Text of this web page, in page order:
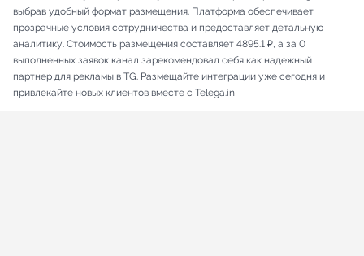
выбрав удобный формат размещения. Платформа обеспечивает
прозрачные условия сотрудничества и предоставляет детальную
аналитику. Стоимость размещения составляет 4895.1 ₽, а за 0
выполненных заявок канал зарекомендовал себя как надежный
партнер для рекламы в TG. Размещайте интеграции уже сегодня и
привлекайте новых клиентов вместе с Telega.in!